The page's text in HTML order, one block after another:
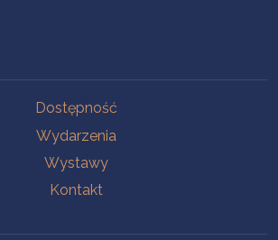
Dostępność
Wydarzenia
Wystawy
Kontakt